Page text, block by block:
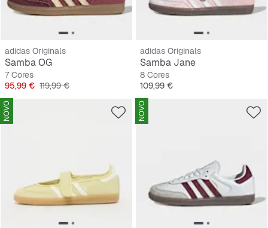
adidas Originals
Samba OG
7 Cores
Preço
95,99 € Preço original
119,99 €
adidas Originals
Samba Jane
8 Cores
Preço
109,99 €
NOVO NOVO